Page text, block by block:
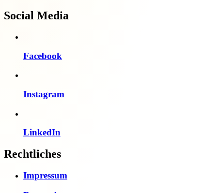
Social Media
Facebook
Instagram
LinkedIn
Rechtliches
Impressum